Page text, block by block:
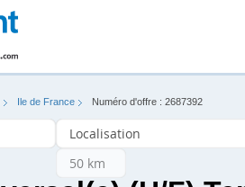
Ile de France Numéro d'offre : 2687392